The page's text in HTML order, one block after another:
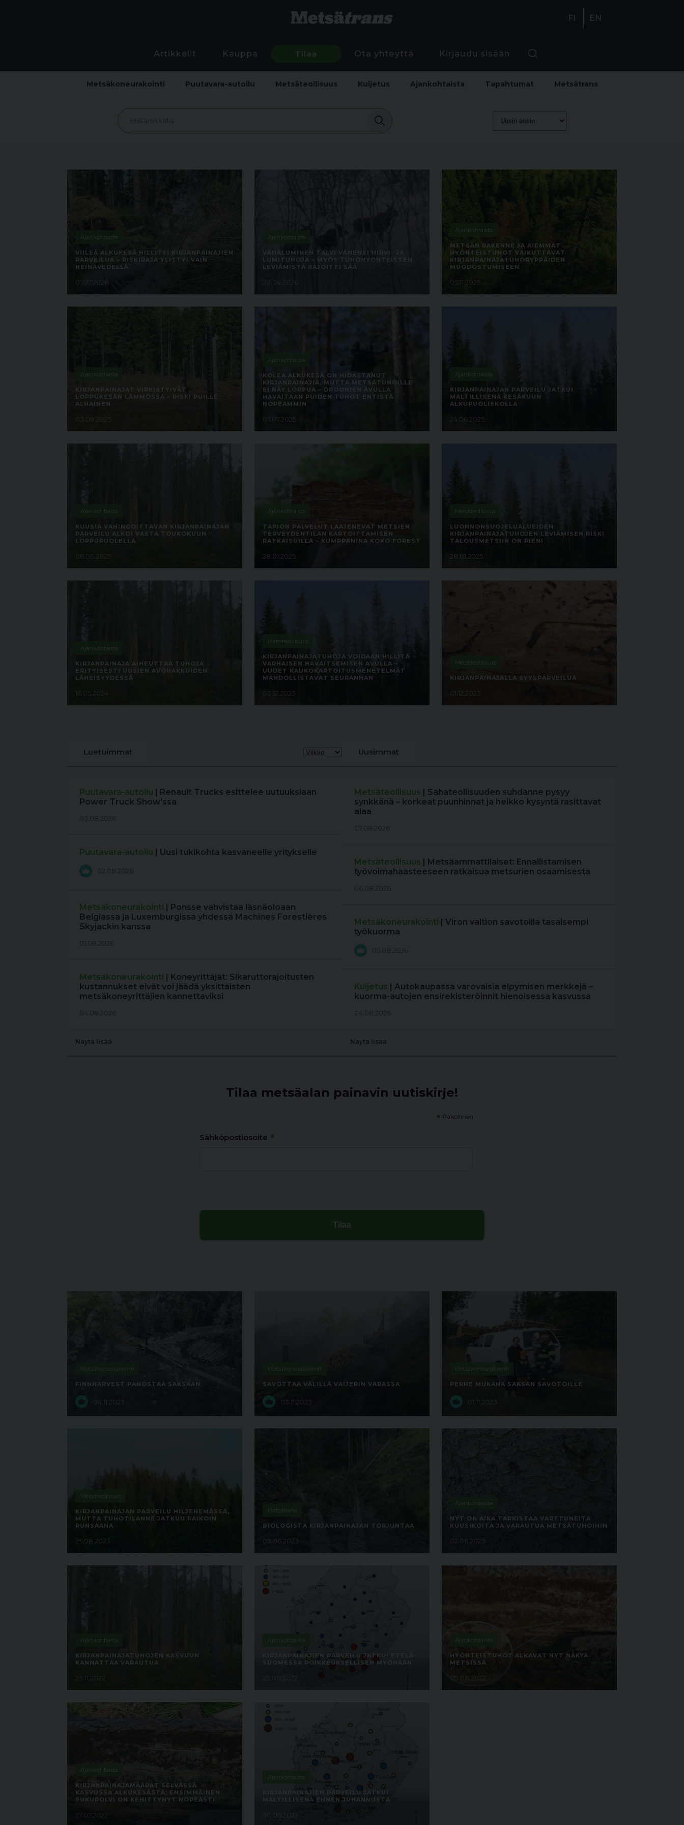
FI EN
Artikkelit Kauppa Tilaa Ota yhteyttä Kirjaudu sisään
Metsäkoneurakointi Puutavara-autoilu Metsäteollisuus Kuljetus Ajankohtaista Tapahtumat Metsätrans
Ajankohtaista
VIILEÄ ALKUKESÄ HILLITSI KIRJANPAINAJIEN
PARVEILUA – RISKIRAJA YLITTYI VAIN
HEINÄVEDELLÄ
01.07.2026
Ajankohtaista
VÄHÄLUMINEN TALVI VÄHENSI HIRVI- JA
LUMITUHOJA – MYÖS TUHOHYÖNTEISTEN
LEVIÄMISTÄ RAJOITTI SÄÄ
20.04.2026
Ajankohtaista
METSÄN RAKENNE JA AIEMMAT
HYÖNTEISTUHOT VAIKUTTAVAT
KIRJANPAINAJATUHORYPPÄIDEN
MUODOSTUMISEEN
05.11.2025
Ajankohtaista
KIRJANPAINAJAT VIRKISTYIVÄT
LOPPUKESÄN LÄMMÖSSÄ – RISKI PUILLE
ALHAINEN
03.09.2025
Ajankohtaista
KOLEA ALKUKESÄ ON HIDASTANUT
KIRJANPAINAJIA, MUTTA METSÄTUHOILLE
EI NÄY LOPPUA – DROONIEN AVULLA
HAVAITAAN PUIDEN TUHOT ENTISTÄ
NOPEAMMIN
07.07.2025
Ajankohtaista
KIRJANPAINAJAN PARVEILU JATKUI
MALTILLISENA KESÄKUUN
ALKUPUOLISKOLLA
24.06.2025
Ajankohtaista
KUUSIA VAHINGOITTAVAN KIRJANPAINAJAN
PARVEILU ALKOI VASTA TOUKOKUUN
LOPPUPUOLELLA
06.06.2025
Ajankohtaista
TAPION PALVELUT LAAJENEVAT METSIEN
TERVEYDENTILAN KARTOITTAMISEN
RATKAISUILLA – KUMPPANINA KOKO FOREST
28.01.2025
Metsäteollisuus
LUONNONSUOJELUALUEIDEN
KIRJANPAINAJATUHOJEN LEVIÄMISEN RISKI
TALOUSMETSIIN ON PIENI
28.01.2025
Ajankohtaista
KIRJANPAINAJA AIHEUTTAA TUHOJA
ERITYISESTI UUSIEN AVOHAKKUIDEN
LÄHEISYYDESSÄ
16.05.2024
Metsäteollisuus
KIRJANPAINAJATUHOJA VOIDAAN HILLITÄ
VARHAISEN HAVAITSEMISEN AVULLA –
UUDET KAUKOKARTOITUSMENETELMÄT
MAHDOLLISTAVAT SEURANNAN
03.12.2023
Metsäteollisuus
KIRJANPAINAJALLA SYYSPARVEILUA
01.12.2023
Luetuimmat
Puutavara-autoilu | Renault Trucks esittelee uutuuksiaan
Power Truck Show'ssa
03.08.2026
Puutavara-autoilu | Uusi tukikohta kasvaneelle yritykselle
02.08.2026
Metsäkoneurakointi | Ponsse vahvistaa läsnäoloaan
Belgiassa ja Luxemburgissa yhdessä Machines Forestières
Skyjackin kanssa
01.08.2026
Metsäkoneurakointi | Koneyrittäjät: Sikaruttorajoitusten
kustannukset eivät voi jäädä yksittäisten
metsäkoneyrittäjien kannettaviksi
04.08.2026
Näytä lisää
Uusimmat
Metsäteollisuus | Sahateollisuuden suhdanne pysyy
synkkänä – korkeat puunhinnat ja heikko kysyntä rasittavat
alaa
07.08.2026
Metsäteollisuus | Metsäammattilaiset: Ennallistamisen
työvoimahaasteeseen ratkaisua metsurien osaamisesta
06.08.2026
Metsäkoneurakointi | Viron valtion savotoilla tasaisempi
työkuorma
05.08.2026
Kuljetus | Autokaupassa varovaisia elpymisen merkkejä –
kuorma-autojen ensirekisteröinnit hienoisessa kasvussa
04.08.2026
Näytä lisää
Tilaa metsäalan painavin uutiskirje!
* Pakollinen
Sähköpostiosoite *
Metsäkoneurakointi
FINNHARVEST PANOSTAA SAKSAAN
04.11.2023
Metsäkoneurakointi
SAVOTTAA VÄLILLÄ VAIJERIN VARASSA
03.11.2023
Metsäkoneurakointi
PERHE MUKANA SAKSAN SAVOTOILLE
01.11.2023
Metsäteollisuus
KIRJANPAINAJAN PARVEILU HILJENEMÄSSÄ,
MUTTA TUHOTILANNE JATKUU PAIKOIN
RUNSAANA
25.08.2023
Metsätrans
BIOLOGISTA KIRJANPAINAJAN TORJUNTAA
09.06.2023
Ajankohtaista
NYT ON AIKA TARKISTAA VARTTUNEITA
KUUSIKOITA JA VARAUTUA METSÄTUHOIHIN
02.06.2023
Ajankohtaista
KIRJANPAINAJATUHOJEN KASVUUN
KANNATTAA VARAUTUA
23.11.2022
Ajankohtaista
KIRJANPAINAJIEN PARVEILU JATKUI ETELÄ-
SUOMESSA POIKKEUKSELLISEN MYÖHÄÄN
29.08.2022
Ajankohtaista
HYÖNTEISTUHOT ALKAVAT NYT NÄKYÄ
METSISSÄ
09.08.2022
Ajankohtaista
KIRJANPAINAJAMÄÄRÄT SELVÄSSÄ
KASVUSSA ALKUKESÄSTÄ, ENSIMMÄINEN
SUKUPOLVI ON KEHITTYNYT NOPEASTI
27.07.2022
Ajankohtaista
KIRJANPAINAJIEN PARVEILU JATKUI
MALTILLISENA ENNEN JUHANNUSTA
30.06.2022